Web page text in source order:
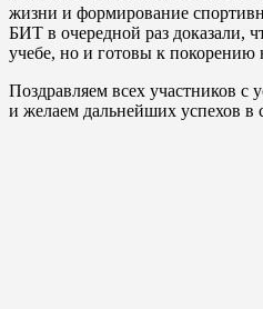
жизни и формирование
БИТ в очередной раз доказали,
учебе, но и готовы к
Поздравляем всех участников
и желаем дальнейших успехов в